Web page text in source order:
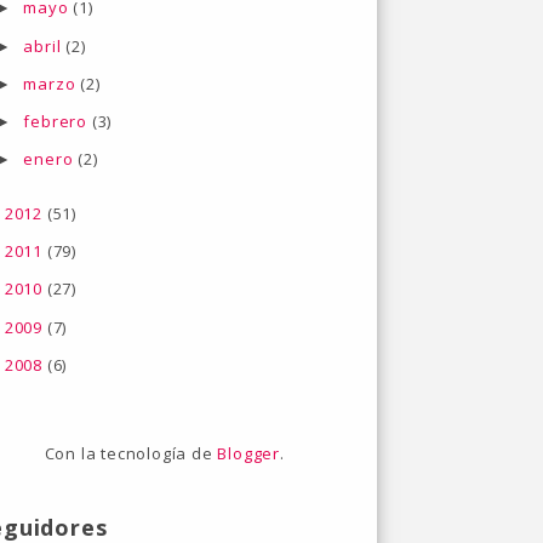
mayo (1)
abril (2)
marzo (2)
febrero (3)
enero (2)
2012 (51)
2011 (79)
2010 (27)
2009 (7)
2008 (6)
Con la tecnología deBlogger.